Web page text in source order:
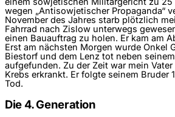
wegen „Antisowjetischer Propaganda“
November des Jahres starb plötzlich
Fahrrad nach Zislow unterwegs
einen Bauauftrag zu holen. Er kam am
Erst am nächsten Morgen wurde Onkel
Biestorf und dem Lenz tot neben
aufgefunden. Zu der Zeit war mein
Krebs erkrankt. Er folgte seinem Bruder
Tod.
Die 4. Generation